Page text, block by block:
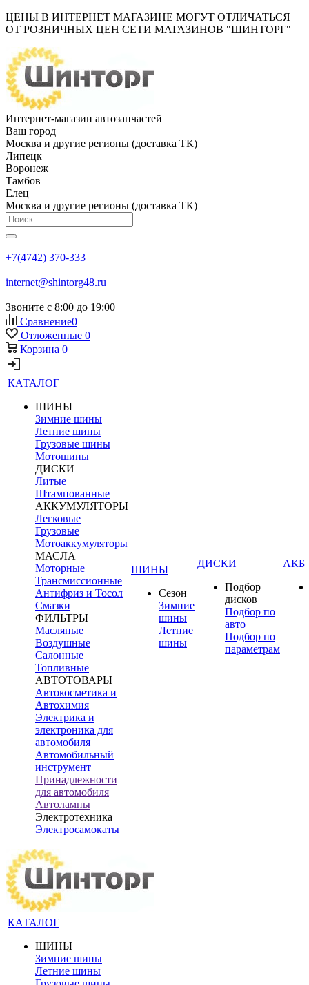
ЦЕНЫ В ИНТЕРНЕТ МАГАЗИНЕ МОГУТ ОТЛИЧАТЬСЯ
ОТ РОЗНИЧНЫХ ЦЕН СЕТИ МАГАЗИНОВ "ШИНТОРГ"
Интернет-магазин автозапчастей
Ваш город
Москва и другие регионы (доставка ТК)
Липецк
Воронеж
Тамбов
Елец
Москва и другие регионы (доставка ТК)
+7(4742) 370-333
internet@shintorg48.ru
Звоните с 8:00 до 19:00
Сравнение0
Отложенные 0
Корзина 0
КАТАЛОГ
ШИНЫ
Зимние шины
Летние шины
Грузовые шины
Мотошины
ДИСКИ
Литые
Штампованные
АККУМУЛЯТОРЫ
Легковые
Грузовые
Мотоаккумуляторы
МАСЛА
Моторные
Трансмиссионные
Антифриз и Тосол
Смазки
ФИЛЬТРЫ
Масляные
Воздушные
Салонные
Топливные
АВТОТОВАРЫ
Автокосметика и
Автохимия
Электрика и
электроника для
автомобиля
Автомобильный
инструмент
Принадлежности
для автомобиля
Автолампы
Электротехника
Электросамокаты
ШИНЫ
Сезон
Зимние
шины
Летние
шины
ДИСКИ
Подбор
дисков
Подбор по
авто
Подбор по
параметрам
АКБ
КАТАЛОГ
ШИНЫ
Зимние шины
Летние шины